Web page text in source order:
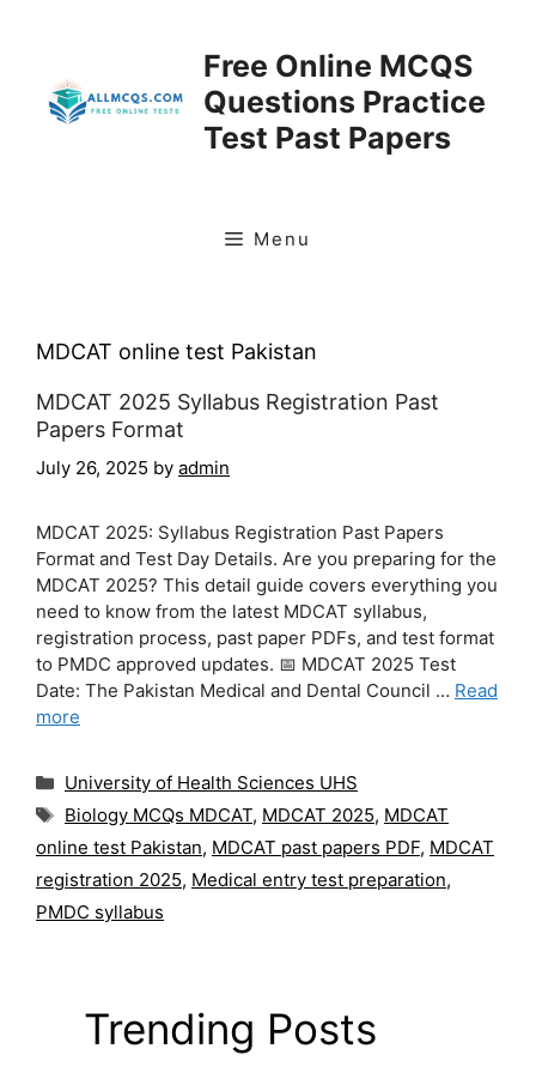
Free Online MCQS
Questions Practice
Test Past Papers
Menu
MDCAT online test Pakistan
MDCAT 2025 Syllabus Registration Past
Papers Format
July 26, 2025 by admin
MDCAT 2025: Syllabus Registration Past Papers
Format and Test Day Details. Are you preparing for the
MDCAT 2025? This detail guide covers everything you
need to know from the latest MDCAT syllabus,
registration process, past paper PDFs, and test format
to PMDC approved updates. 📅 MDCAT 2025 Test
Date: The Pakistan Medical and Dental Council … Read
more
Categories
University of Health Sciences UHS
Tags
Biology MCQs MDCAT, MDCAT 2025, MDCAT
online test Pakistan, MDCAT past papers PDF, MDCAT
registration 2025, Medical entry test preparation,
PMDC syllabus
Trending Posts